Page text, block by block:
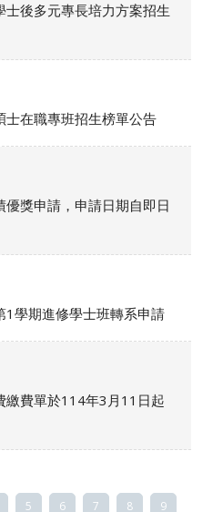
士後多元專長培力方案招生
士在職專班招生榜單公告
獎申請，申請日期自即日
1學期進修學士班轉系申請
繳費單於114年3月11日起
5 6 7 8 9